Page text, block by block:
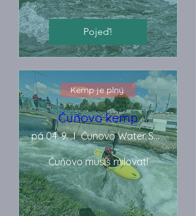
Pojeď!
Kemp je plný.
Čuňovo kemp
pá 04. 9. Čunovo Water Sports Centre
Čuňovo musíš milovat!